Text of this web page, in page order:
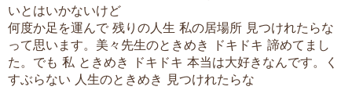
いとはいかないけど
何度か足を運んで 残りの人生 私の居場所 見つけれたらな
って思います。美々先生のときめき ドキドキ 諦めてまし
た。でも 私 ときめき ドキドキ 本当は大好きなんです。く
すぶらない 人生のときめき 見つけれたらな